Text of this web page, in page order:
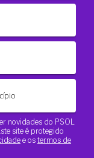
novidades do PSOL
site é protegido
e os termos de